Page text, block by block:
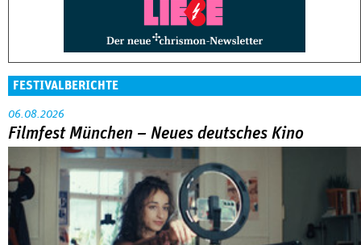
FESTIVALBERICHTE
06.08.2026
Filmfest München – Neues deutsches Kino